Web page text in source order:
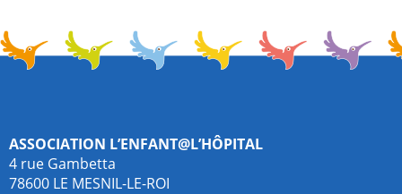
Association L’enfant@l’hôpital
4 rue Gambetta
78600 LE MESNIL-LE-ROI